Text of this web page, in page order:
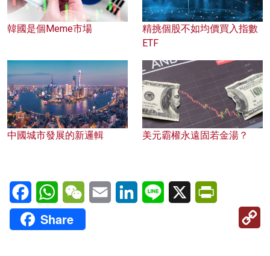
韓國是個Meme市場
精挑個股不如均價買入指數
ETF
中國城市發展的新邏輯 美元霸權永遠固若金湯？
FacebookWhatsAppWeChatEmail LinkedInLine X
Share